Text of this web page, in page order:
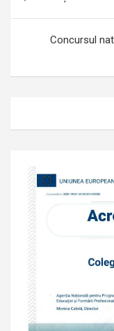
articoleConcursul